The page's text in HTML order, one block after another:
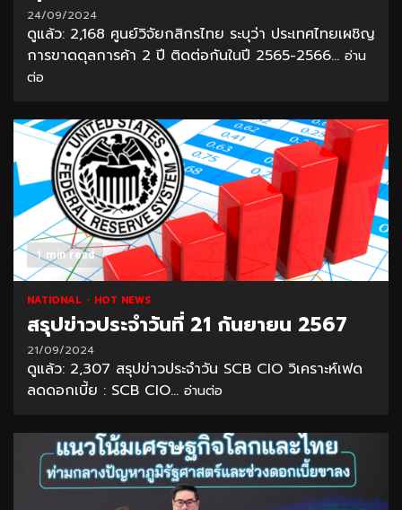
24/09/2024
ดูแล้ว: 2,168 ศูนย์วิจัยกสิกรไทย ระบุว่า ประเทศไทยเผชิญ
การขาดดุลการค้า 2 ปี ติดต่อกันในปี 2565-2566... อ่าน
ต่อ
1 min read
NATIONAL HOT NEWS
สรุปข่าวประจำวันที่ 21 กันยายน 2567
21/09/2024
ดูแล้ว: 2,307 สรุปข่าวประจำวัน SCB CIO วิเคราะห์เฟด
ลดดอกเบี้ย : SCB CIO... อ่านต่อ